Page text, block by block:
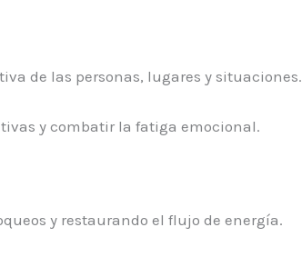
de las personas, lugares y situaciones.
y combatir la fatiga emocional.
y restaurando el flujo de energía.